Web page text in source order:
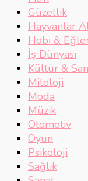
Güzellik
Hayvanlar
Hobi &
İş Dünyası
Kültür &
Mitoloji
Moda
Müzik
Otomotiv
Oyun
Psikoloji
Sağlık